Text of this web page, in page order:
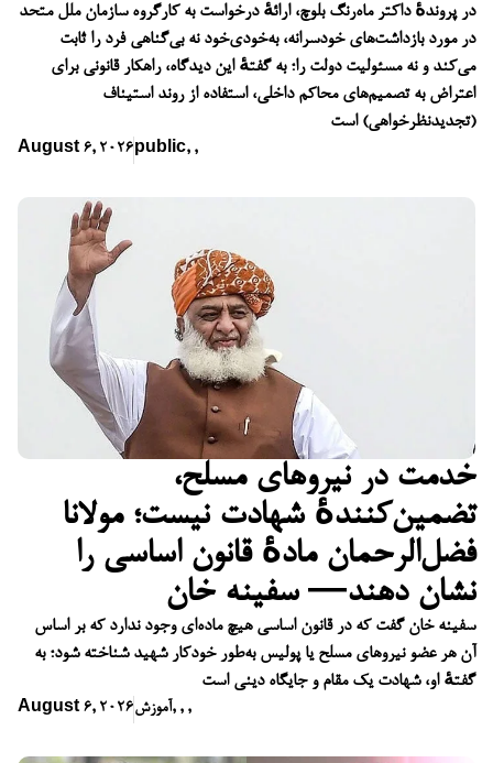
در پروندهٔ داکتر ماه‌رنگ بلوچ، ارائهٔ درخواست به کارگروه سازمان ملل متحد
در مورد بازداشت‌های خودسرانه، به‌خودی‌خود نه بی‌گناهی فرد را ثابت
می‌کند و نه مسئولیت دولت را؛ به گفتهٔ این دیدگاه، راهکار قانونی برای
اعتراض به تصمیم‌های محاکم داخلی، استفاده از روند استیناف
(تجدیدنظرخواهی) است
August 6, 2026 public, ,
خدمت در نیروهای مسلح،
تضمین‌کنندهٔ شهادت نیست؛ مولانا
فضل‌الرحمان مادهٔ قانون اساسی را
نشان دهند— سفینه خان
سفینه خان گفت که در قانون اساسی هیچ ماده‌ای وجود ندارد که بر اساس
آن هر عضو نیروهای مسلح یا پولیس به‌طور خودکار شهید شناخته شود؛ به
گفتهٔ او، شهادت یک مقام و جایگاه دینی است
August 6, 2026آموزش, , ,